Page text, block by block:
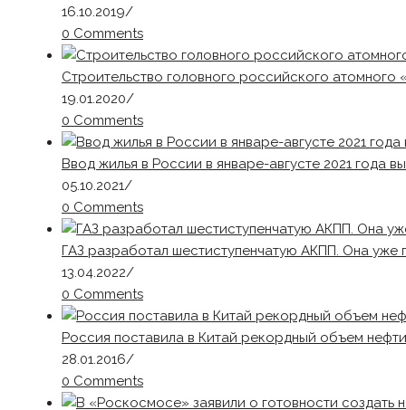
16.10.2019/
0 Comments
Строительство головного российского
19.01.2020/
0 Comments
Ввод жилья в России в январе-августе 2021 года
05.10.2021/
0 Comments
ГАЗ разработал шестиступенчатую АКПП. Она уже
13.04.2022/
0 Comments
Россия поставила в Китай рекордный объем нефти
28.01.2016/
0 Comments